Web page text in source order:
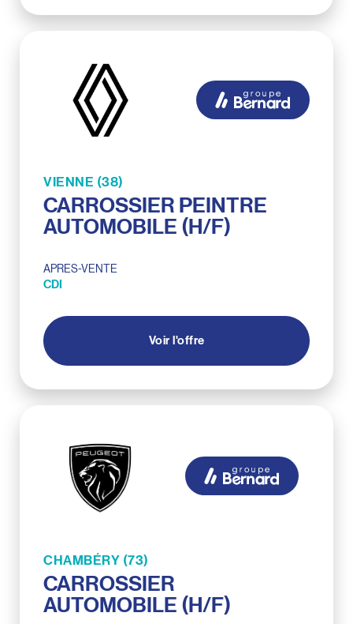
VIENNE (38)
CARROSSIER PEINTRE
AUTOMOBILE (H/F)
APRES-VENTE
CDI
Voir l'offre
CHAMBÉRY (73)
CARROSSIER
AUTOMOBILE (H/F)